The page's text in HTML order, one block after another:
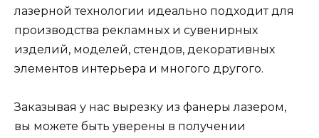
лазерной технологии идеально подходит для
производства рекламных и сувенирных
изделий, моделей, стендов, декоративных
элементов интерьера и многого другого.
Заказывая у нас вырезку из фанеры лазером,
вы можете быть уверены в получении